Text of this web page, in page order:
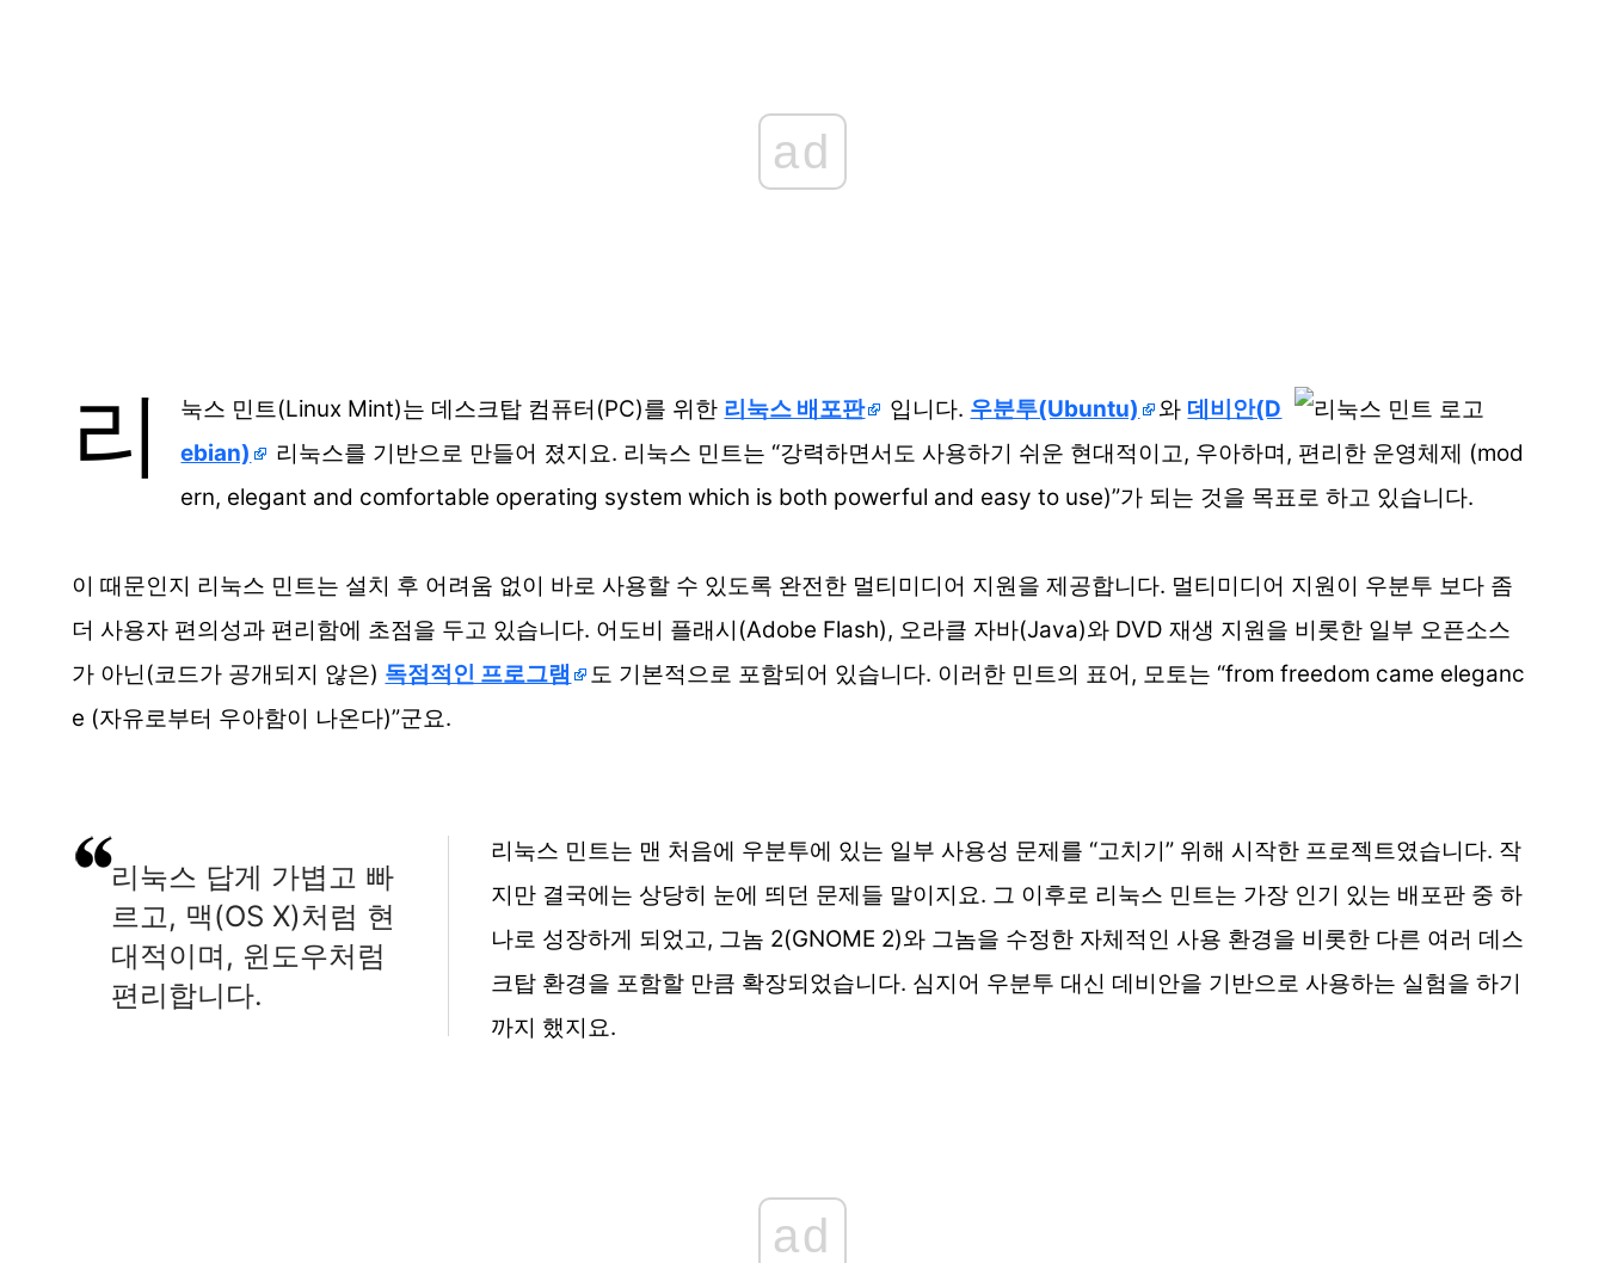
ad
리 눅스 민트(Linux Mint)는 데스크탑 컴퓨터(PC)를 위한 리눅스 배포판 입니다. 우분투(Ubuntu) 와 데비안(D
ebian)
리눅스를 기반으로 만들어 졌지요. 리눅스 민트는 “강력하면서도 사용하기 쉬운 현대적이고, 우아하며, 편리한 운영체제 (mod
ern, elegant and comfortable operating system which is both powerful and easy to use)”가 되는 것을 목표로 하고 있습니다.
이 때문인지 리눅스 민트는 설치 후 어려움 없이 바로 사용할 수 있도록 완전한 멀티미디어 지원을 제공합니다. 멀티미디어 지원이 우분투 보다 좀
더 사용자 편의성과 편리함에 초점을 두고 있습니다. 어도비 플래시(Adobe Flash), 오라클 자바(Java)와 DVD 재생 지원을 비롯한 일부 오픈소스
가 아닌(코드가 공개되지 않은) 독점적인 프로그램
도 기본적으로 포함되어 있습니다. 이러한 민트의 표어, 모토는 “from freedom came eleganc
e (자유로부터 우아함이 나온다)”군요.
리눅스 답게 가볍고 빠
르고, 맥(OS X)처럼 현
대적이며, 윈도우처럼
편리합니다.
리눅스 민트는 맨 처음에 우분투에 있는 일부 사용성 문제를 “고치기” 위해 시작한 프로젝트였습니다. 작
지만 결국에는 상당히 눈에 띄던 문제들 말이지요. 그 이후로 리눅스 민트는 가장 인기 있는 배포판 중 하
나로 성장하게 되었고, 그놈 2(GNOME 2)와 그놈을 수정한 자체적인 사용 환경을 비롯한 다른 여러 데스
크탑 환경을 포함할 만큼 확장되었습니다. 심지어 우분투 대신 데비안을 기반으로 사용하는 실험을 하기
까지 했지요.
ad